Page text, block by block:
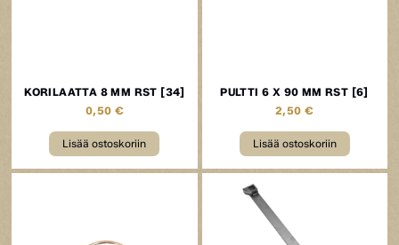
KORILAATTA 8 MM RST [34]
0,50 €
Lisää ostoskoriin
PULTTI 6 X 90 MM RST [6]
2,50 €
Lisää ostoskoriin